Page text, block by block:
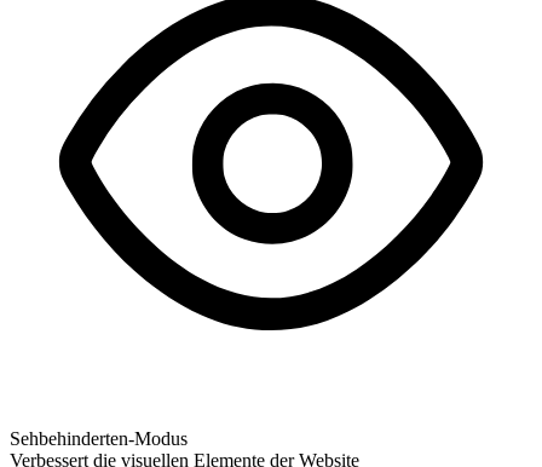
Sehbehinderten-Modus
Verbessert die visuellen Elemente der Website